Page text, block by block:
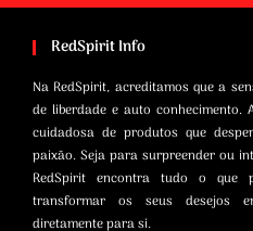
RedSpirit Info
Na RedSpirit, acreditamos que a
de liberdade e auto conhecimento.
cuidadosa de produtos que
paixão. Seja para surpreender ou
RedSpirit encontra tudo o que
transformar os seus desejos
diretamente para si.